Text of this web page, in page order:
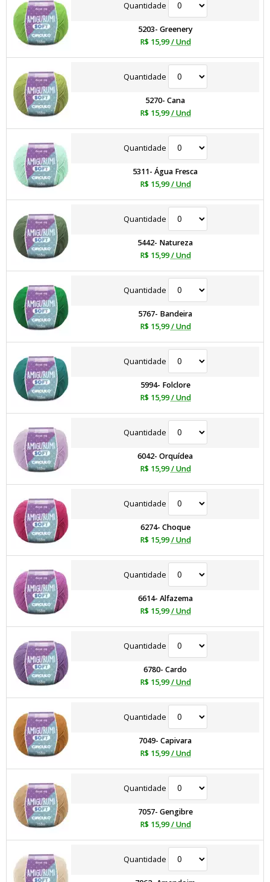
Quantidade
5203- Greenery
R$ 15,99 / Und
Quantidade
5270- Cana
R$ 15,99 / Und
Quantidade
5311- Água Fresca
R$ 15,99 / Und
Quantidade
5442- Natureza
R$ 15,99 / Und
Quantidade
5767- Bandeira
R$ 15,99 / Und
Quantidade
5994- Folclore
R$ 15,99 / Und
Quantidade
6042- Orquídea
R$ 15,99 / Und
Quantidade
6274- Choque
R$ 15,99 / Und
Quantidade
6614- Alfazema
R$ 15,99 / Und
Quantidade
6780- Cardo
R$ 15,99 / Und
Quantidade
7049- Capivara
R$ 15,99 / Und
Quantidade
7057- Gengibre
R$ 15,99 / Und
Quantidade